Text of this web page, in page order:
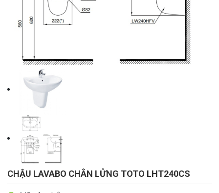
CHẬU LAVABO CHÂN LỬNG TOTO LHT240CS